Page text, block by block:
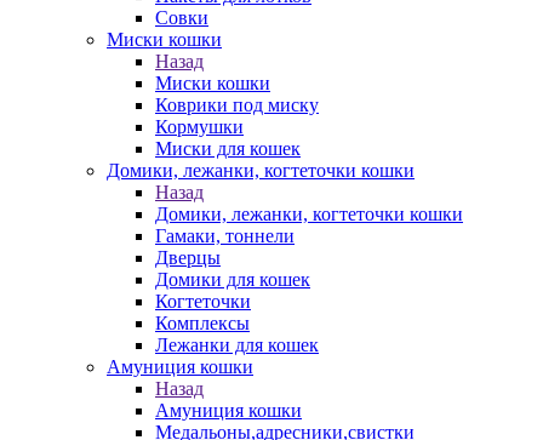
Совки
Миски кошки
Назад
Миски кошки
Коврики под миску
Кормушки
Миски для кошек
Домики, лежанки, когтеточки кошки
Назад
Домики, лежанки, когтеточки кошки
Гамаки, тоннели
Дверцы
Домики для кошек
Когтеточки
Комплексы
Лежанки для кошек
Амуниция кошки
Назад
Амуниция кошки
Медальоны,адресники,свистки